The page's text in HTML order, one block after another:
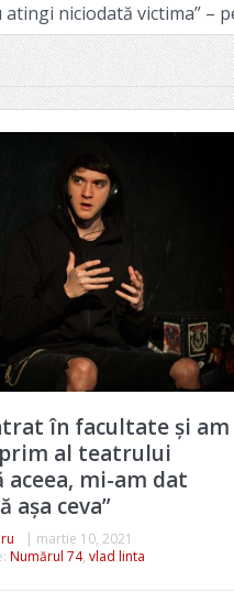
victima” – pentru că doare
în facultate și am
al teatrului
aceea, mi-am dat
așa ceva”
martie 10, 2021
Numărul 74, vlad linta